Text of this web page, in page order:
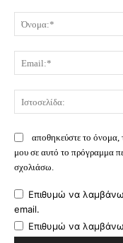
αποθηκεύστε το όνομα,
μου σε αυτό το πρόγραμμα
σχολιάσω.
Επιθυμώ να λαμβάνω
email.
Επιθυμώ να λαμβάνω